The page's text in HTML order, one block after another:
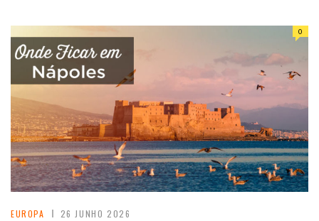
EUROPA 26 JUNHO 2026
0